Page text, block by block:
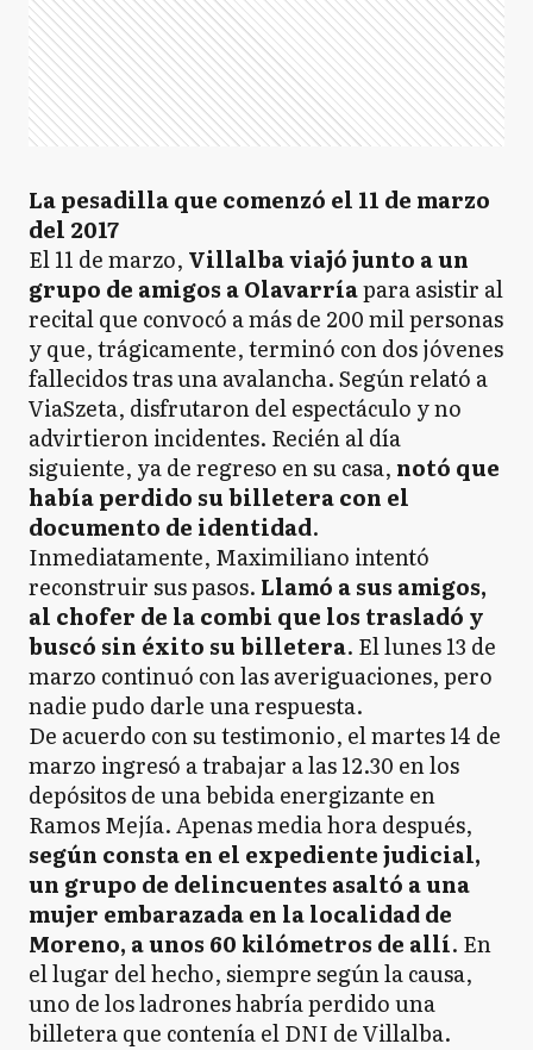
La pesadilla que comenzó el 11 de marzo
del 2017
El 11 de marzo, Villalba viajó junto a un
grupo de amigos a Olavarríapara asistir al
recital que convocó a más de 200 mil personas
y que, trágicamente, terminó con dos jóvenes
fallecidos tras una avalancha. Según relató a
ViaSzeta, disfrutaron del espectáculo y no
advirtieron incidentes. Recién al día
siguiente, ya de regreso en su casa, notó que
había perdido su billetera con el
documento de identidad.
Inmediatamente, Maximiliano intentó
reconstruir sus pasos. Llamó a sus amigos,
al chofer de la combi que los trasladó y
buscó sin éxito su billetera. El lunes 13 de
marzo continuó con las averiguaciones, pero
nadie pudo darle una respuesta.
De acuerdo con su testimonio, el martes 14 de
marzo ingresó a trabajar a las 12.30 en los
depósitos de una bebida energizante en
Ramos Mejía. Apenas media hora después,
según consta en el expediente judicial,
un grupo de delincuentes asaltó a una
mujer embarazada en la localidad de
Moreno, a unos 60 kilómetros de allí. En
el lugar del hecho, siempre según la causa,
uno de los ladrones habría perdido una
billetera que contenía el DNI de Villalba.